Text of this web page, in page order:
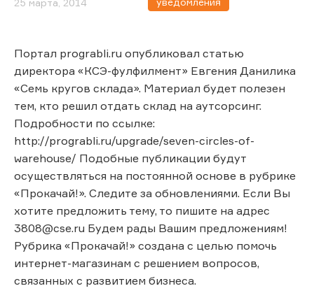
Портал prograbli.ru опубликовал статью
директора «КСЭ-фулфилмент» Евгения Данилика
«Семь кругов склада». Материал будет полезен
тем, кто решил отдать склад на аутсорсинг.
Подробности по ссылке:
http://prograbli.ru/upgrade/seven-circles-of-
warehouse/ Подобные публикации будут
осуществляться на постоянной основе в рубрике
«Прокачай!». Следите за обновлениями. Если Вы
хотите предложить тему, то пишите на адрес
3808@cse.ru Будем рады Вашим предложениям!
Рубрика «Прокачай!» создана с целью помочь
интернет-магазинам с решением вопросов,
связанных с развитием бизнеса.